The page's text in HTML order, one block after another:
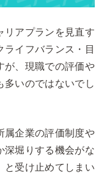
リアプランを見直す
イフバランス・目
が、現職での評価や
多いのではないでし
属企業の評価制度や
深堀りする機会がな
と受け止めてしまい